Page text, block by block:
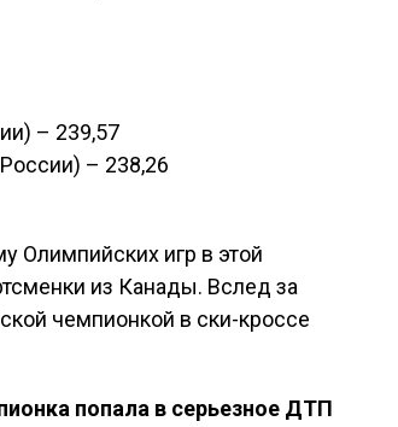
– 239,57
– 238,26
Олимпийских игр в этой
из Канады. Вслед за
чемпионкой в ски-кроссе
попала в серьезное ДТП